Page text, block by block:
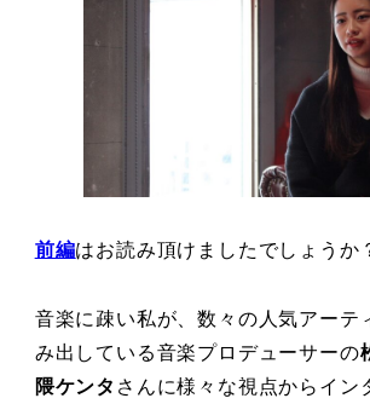
前編はお読み頂けましたでしょうか
⾳楽に疎い私が、数々の⼈気アーテ
み出している⾳楽プロデューサーの
隈ケンタ さんに様々な視点からイン